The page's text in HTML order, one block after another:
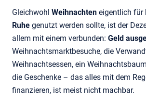
Gleichwohl Weihnachten eigentlich für
Ruhe genutzt werden sollte, ist der
allem mit einem verbunden: Geld
Weihnachtsmarktbesuche, die
Weihnachtsessen, ein
die Geschenke – das alles mit dem
finanzieren, ist meist nicht machbar.